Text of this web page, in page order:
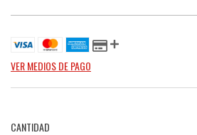
VER MEDIOS DE PAGO
CANTIDAD